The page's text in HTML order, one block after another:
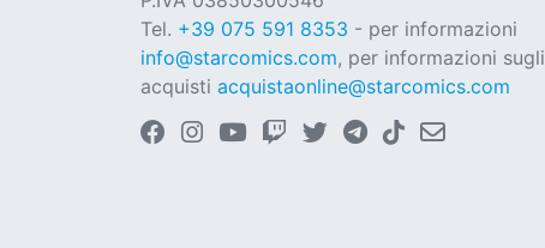
Tel. +39 075 591 8353 - per informazioni
info@starcomics.com, per informazioni sugli
acquisti acquistaonline@starcomics.com